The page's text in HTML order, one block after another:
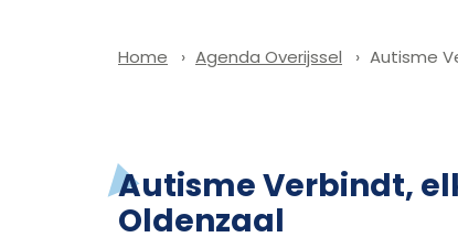
Home Agenda Overijssel Autisme
Autisme Verbindt,
Oldenzaal